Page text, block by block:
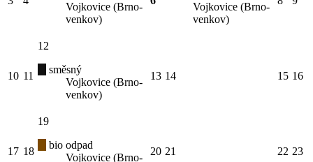
Vojkovice (Brno-
venkov)
Vojkovice (Brno-
venkov)
10 11
12
směsný
Vojkovice (Brno-
venkov)
13 14 15 16
17 18
19
bio odpad
Vojkovice (Brno-
20 21 22 23